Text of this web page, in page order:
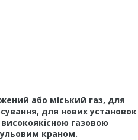
або міський газ, для
для нових установок
газовою
краном.